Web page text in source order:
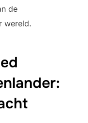
de
wereld.